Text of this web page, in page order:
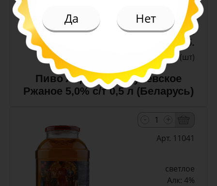
темное
Алк: 5%
Плотность: 11.6%
186.00 руб.
(шт)
Пиво Лидское Жигулевское
Ржаное 5,0% с/т 0,5 л (Беларусь)
Арт. 11041
светлое
Алк: 4%
Да Нет